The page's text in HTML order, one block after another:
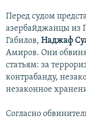
Перед судом
азербайджанцы из
Габилов, Наджаф
Амиров. Они
статьям: за
контрабанду,
незаконное
Согласно